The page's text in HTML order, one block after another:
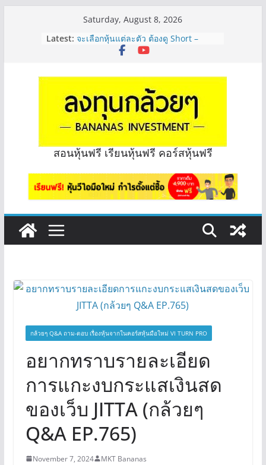
Saturday, August 8, 2026
Latest: “ปันผล” | EP.175
จะเลือกหุ้นแต่ละตัว ต้องดู Short –
กล้วยๆ EP.1164
Hot Topic! อัปเดทงบ สื่อสาร, ค้าปลีก
ตัวไหนเหมาะถือเอาปันผล? | Hot Topic
EP.41
หุ้นซอสภูเขาทอง Sauce เหมาะถือเป็น
หุ้นปันผลไหม? | Q&A กล้วยๆ EP.1166
OSP vs CBG vs ICHI ควร DCA ตัวไหน
ดี? | Q&A กล้วยๆ EP.1165
สอนหุ้นฟรี เรียนหุ้นฟรี คอร์สหุ้นฟรี
กล้วยๆ Q&A ถาม-ตอบ เรื่องหุ้นจากในคอร์สหุ้นมือใหม่ VI TURN PRO
อยากทราบรายละเอียด
การแกะงบกระแสเงินสด
ของเว็บ JITTA (กล้วยๆ
Q&A EP.765)
November 7, 2024 MKT Bananas